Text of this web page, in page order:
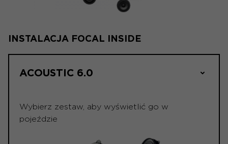
INSTALACJA FOCAL INSIDE
ACOUSTIC 6.0
Wybierz zestaw, aby wyświetlić go w
pojeździe